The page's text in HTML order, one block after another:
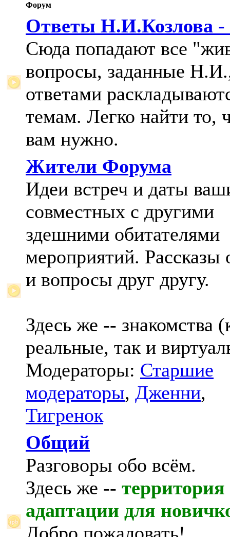
Форум
Ответы Н.И.Козлова -
Сюда попадают все
вопросы, заданные
ответами
темам. Легко найти то,
вам нужно.
Жители Форума
Идеи встреч и даты
совместных с другими
здешними обитателями
мероприятий. Рассказы
и вопросы друг другу.
Здесь же -- знакомства
реальные, так и
Модераторы: Старшие
модераторы, Дженни,
Тигренок
Общий
Разговоры обо всём.
Здесь же -- территория
адаптации для